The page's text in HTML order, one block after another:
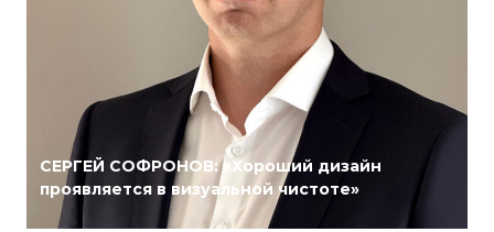
СЕРГЕЙ СОФРОНОВ: «Хороший дизайн
проявляется в визуальной чистоте»